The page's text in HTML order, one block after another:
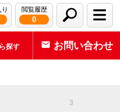
り 閲覧履歴
0
探す お問い合わせ